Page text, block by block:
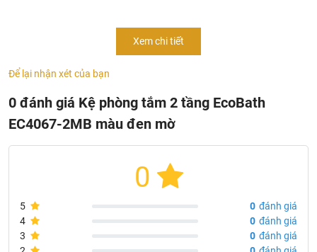
Xem chi tiết
Để lại nhận xét của bạn
0 đánh giá Kệ phòng tắm 2 tầng EcoBath
EC4067-2MB màu đen mờ
0
5 0 đánh giá
4
0 đánh giá
3
0 đánh giá